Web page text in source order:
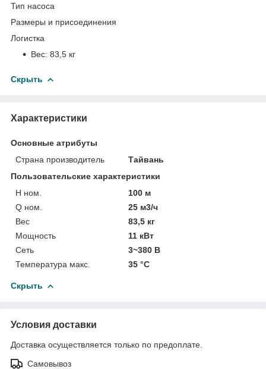
Тип насоса
Размеры и присоединения
Логистка
Вес: 83,5 кг
Скрыть
Характеристики
Основные атрибуты
Страна производитель
Тайвань
Пользовательские характеристики
H ном.
100 м
Q ном.
25 м3/ч
Вес
83,5 кг
Мощность
11 кВт
Сеть
3~380 В
Температура макс.
35 °С
Скрыть
Условия доставки
Доставка осуществляется только по предоплате.
Самовывоз